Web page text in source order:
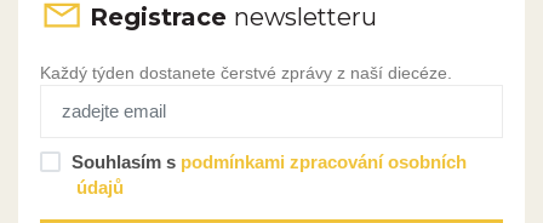
Registrace newsletteru
Každý týden dostanete čerstvé zprávy z naší diecéze.
Souhlasím s podmínkami zpracování osobních
údajů